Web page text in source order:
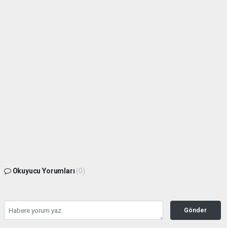
Okuyucu Yorumları (0)
Gönder